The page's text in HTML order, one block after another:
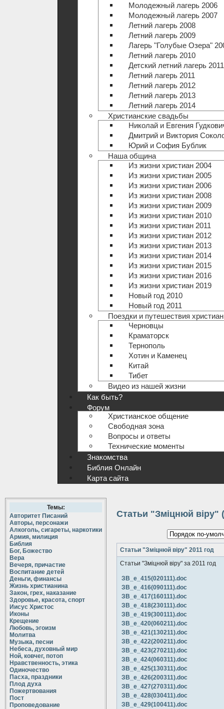
Молодежный лагерь 2006
Молодежный лагерь 2007
Летний лагерь 2008
Летний лагерь 2009
Лагерь "Голубые Озера"
Летний лагерь 2010
Детский летний лагерь 2011
Летний лагерь 2011
Летний лагерь 2012
Летний лагерь 2013
Летний лагерь 2014
Христианские свадьбы
Николай и Евгения
Дмитрий и Виктория
Юрий и София Бублик
Наша община
Из жизни христиан 2004
Из жизни христиан 2005
Из жизни христиан 2006
Из жизни христиан 2008
Из жизни христиан 2009
Из жизни христиан 2010
Из жизни христиан 2011
Из жизни христиан 2012
Из жизни христиан 2013
Из жизни христиан 2014
Из жизни христиан 2015
Из жизни христиан 2016
Из жизни христиан 2019
Новый год 2010
Новый год 2011
Поездки и путешествия христиан
Черновцы
Краматорск
Тернополь
Хотин и Каменец
Китай
Тибет
Видео из нашей жизни
Как быть?
Форум
Христианское общение
Свободная зона
Вопросы и ответы
Технические моменты
Знакомства
Библия Онлайн
Карта сайта
Темы:
Авторитет Писаний
Авторы, персонажи
Алкоголь, сигареты, наркотики
Армия, милиция
Библия
Бог, Божество
Вера
Вечеря, причастие
Воспитание детей
Деньги, финансы
Жизнь христианина
Закон, грех, наказание
Здоровье, красота, спорт
Иисус Христос
Иконы
Крещение
Любовь, эгоизм
Молитва
Музыка, песни
Небеса, духовный мир
Ной, ковчег, потоп
Нравственность, этика
Одиночество
Пасха, праздники
Плод духа
Пожертвования
Пост
Проповедование
Статьи "Зміцнюй
Статьи "Зміцнюй віру" 2011 год
Статьи "Зміцнюй віру" за 2011 год
ЗВ_е_415(020111).doc
ЗВ_е_416(090111).doc
ЗВ_е_417(160111).doc
ЗВ_е_418(230111).doc
ЗВ_е_419(300111).doc
ЗВ_е_420(060211).doc
ЗВ_е_421(130211).doc
ЗВ_е_422(200211).doc
ЗВ_е_423(270211).doc
ЗВ_е_424(060311).doc
ЗВ_е_425(130311).doc
ЗВ_е_426(200311).doc
ЗВ_е_427(270311).doc
ЗВ_е_428(030411).doc
ЗВ_е_429(100411).doc